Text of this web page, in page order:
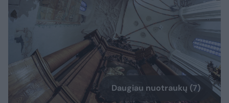
Daugiau nuotraukų (7)